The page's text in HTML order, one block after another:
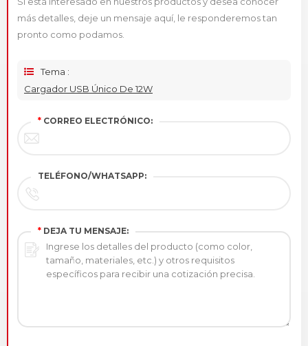
más detalles, deje un mensaje aquí, le responderemos tan
pronto como podamos.
Tema :
Cargador USB Único De 12W
* CORREO ELECTRÓNICO:
TELÉFONO/WHATSAPP:
* DEJA TU MENSAJE: